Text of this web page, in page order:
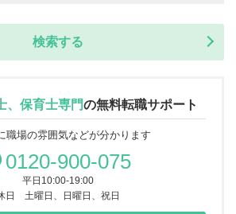
、保育士専門の無料転職サポート
職場の雰囲気などが分かります
0120-900-075
平日10:00-19:00
日 土曜日、日曜日、祝日